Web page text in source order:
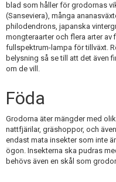
blad som håller för grodornas
(Sanseviera), många
philodendrons, japanska
mongteraarter och flera arter av
fullspektrum-lampa för tillväxt.
belysning så se till att det även
om de vill.
Föda
Grodorna äter mängder med
nattfjärilar, gräshoppor, och
endast mata insekter som inte
ögon. Insekterna ska pudras
behövs även en skål som